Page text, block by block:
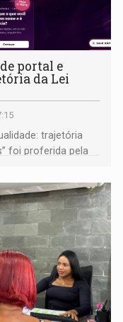
portal e
da Lei
trajetória
foi proferida pela